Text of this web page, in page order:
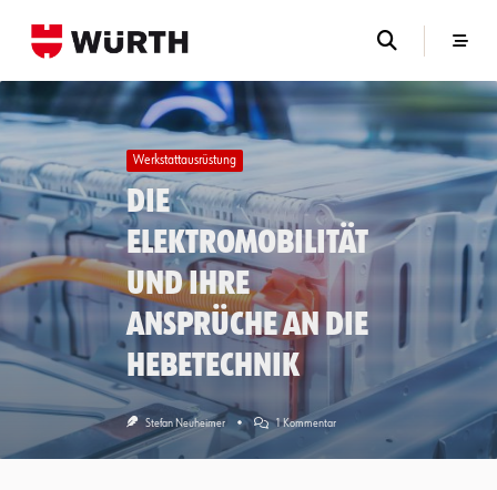
Werkstattausrüstung
Die
Elektromobilität
und ihre
Ansprüche an die
Hebetechnik
Stefan Neuheimer 1 KommentarZu